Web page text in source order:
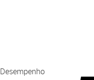
Desempenho